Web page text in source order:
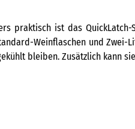
praktisch ist das
Weinflaschen und Zwei-
bleiben. Zusätzlich kann